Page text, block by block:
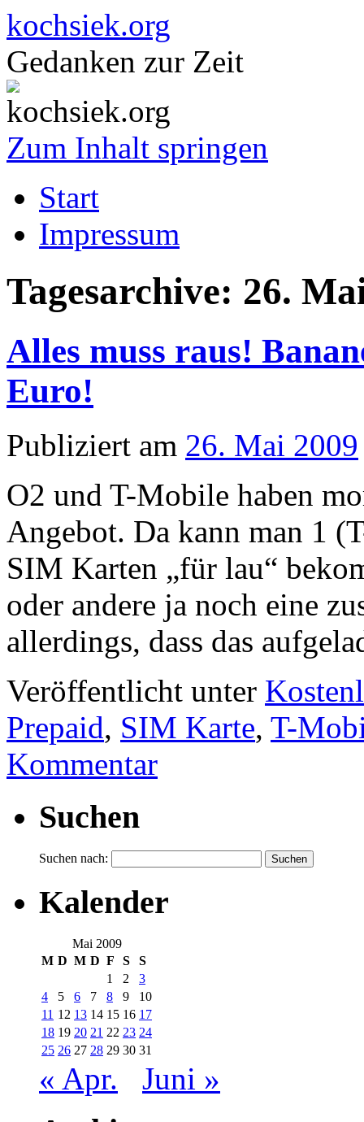
kochsiek.org
Gedanken zur Zeit
Zum Inhalt springen
Start
Impressum
Tagesarchive: 26.
Alles muss raus!
Euro!
Publiziert am 26. Mai 2009
O2 und T-Mobile haben
Angebot. Da kann man 1
SIM Karten „für lau“
oder andere ja noch eine
allerdings, dass das
Veröffentlicht unter
Prepaid, SIM Karte, T-
Kommentar
Suchen
Suchen nach:
Kalender
Mai 2009
M D M D F S
S
1
2
3
4
5 6 7 8 9
10
11 12 13 14 15 16 17
18 19 20 21 22 23 24
25 26 27 28 29 30 31
« Apr. Juni »